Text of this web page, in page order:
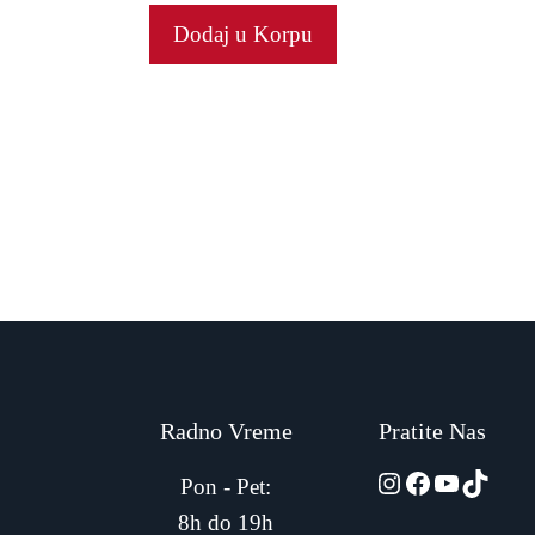
Dodaj u Korpu
Radno Vreme
Pon - Pet:
8h do 19h
Pratite Nas
Facebook
YouTube